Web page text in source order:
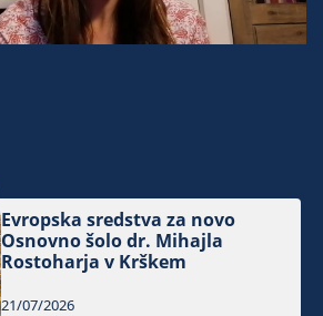
Evropska sredstva za novo
Osnovno šolo dr. Mihajla
Rostoharja v Krškem
21/07/2026